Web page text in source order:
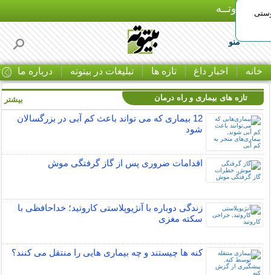
بـیتوتــه
منو
خانه اخبار داغ تازه ها تبلیغات در بیتوته درباره ما
تازه های بیماری و راه درمان
12 بیماری که می تواند باعث کم آبی در بزرگسالان
شود
اقدامات ضروری پس از گاز گرفتگی موش
زندگی دوباره با آنژیوپلاستی کاروتید؛ خداحافظی با
سکته مغزی
کنه ها چیستند و چه بیماری هایی را منتقل می کنند؟
بیشتر